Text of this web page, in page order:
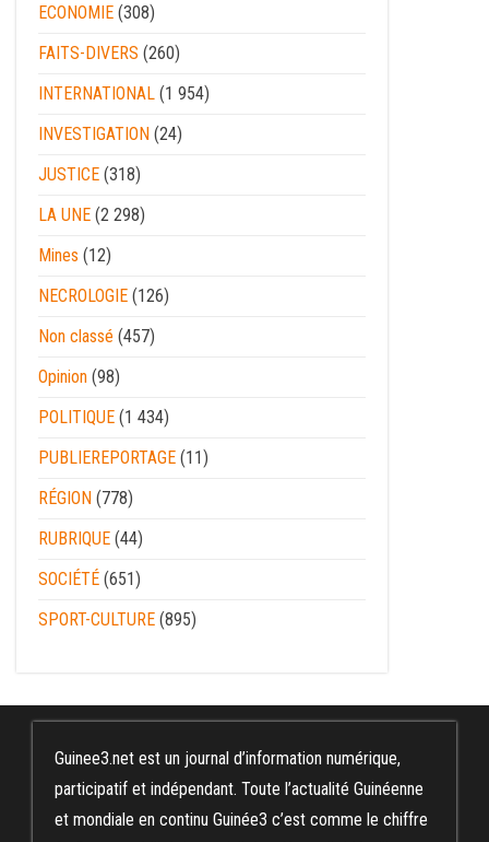
ECONOMIE (308)
FAITS-DIVERS (260)
INTERNATIONAL (1 954)
INVESTIGATION (24)
JUSTICE (318)
LA UNE (2 298)
Mines (12)
NECROLOGIE (126)
Non classé (457)
Opinion (98)
POLITIQUE (1 434)
PUBLIEREPORTAGE (11)
RÉGION (778)
RUBRIQUE (44)
SOCIÉTÉ (651)
SPORT-CULTURE (895)
Guinee3.net est un journal d’information numérique,
participatif et indépendant. Toute l’actualité Guinéenne
et mondiale en continu Guinée3 c’est comme le chiffre